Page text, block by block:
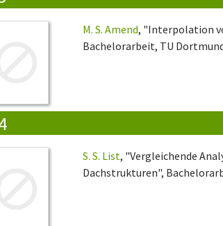
M. S. Amend, "Interpolation
Bachelorarbeit, TU
S. S. List, "Vergleichende
Dachstrukturen",